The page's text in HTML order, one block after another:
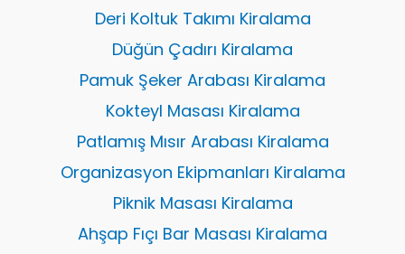
Deri Koltuk Takımı Kiralama
Düğün Çadırı Kiralama
Pamuk Şeker Arabası Kiralama
Kokteyl Masası Kiralama
Patlamış Mısır Arabası Kiralama
Organizasyon Ekipmanları Kiralama
Piknik Masası Kiralama
Ahşap Fıçı Bar Masası Kiralama